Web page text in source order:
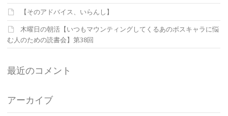
【そのアドバイス、いらんし】
木曜日の朝活【いつもマウンティングしてくるあのボスキャラに悩
む人のための読書会】第38回
最近のコメント
アーカイブ